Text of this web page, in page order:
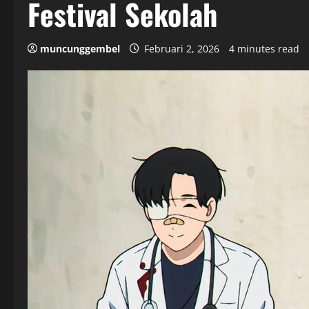
Festival Sekolah
muncunggembel Februari 2, 2026 4 minutes read